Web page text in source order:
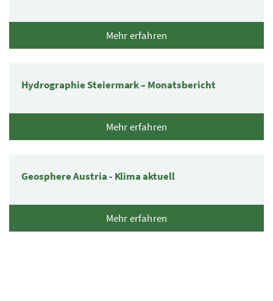
Mehr erfahren
Hydrographie Steiermark – Monatsbericht
Mehr erfahren
Geosphere Austria - Klima aktuell
Mehr erfahren